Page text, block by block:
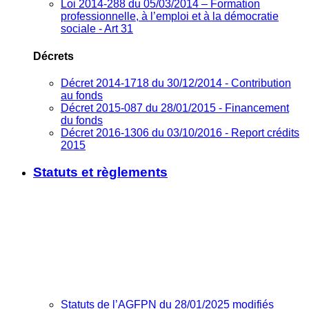
Loi 2014-288 du 05/03/2014 – Formation
professionnelle, à l’emploi et à la démocratie
sociale - Art 31
Décrets
Décret 2014-1718 du 30/12/2014 - Contribution
au fonds
Décret 2015-087 du 28/01/2015 - Financement
du fonds
Décret 2016-1306 du 03/10/2016 - Report crédits
2015
Statuts et règlements
Statuts de l’AGFPN du 28/01/2025 modifiés